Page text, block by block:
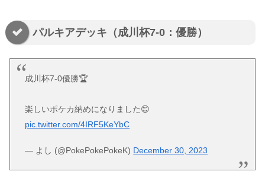
パルキアデッキ（成川杯7-0：優勝）
成川杯7-0優勝🏆
楽しいポケカ納めになりました😊
pic.twitter.com/4IRF5KeYbC
— よし (@PokePokePokeK) December 30, 2023